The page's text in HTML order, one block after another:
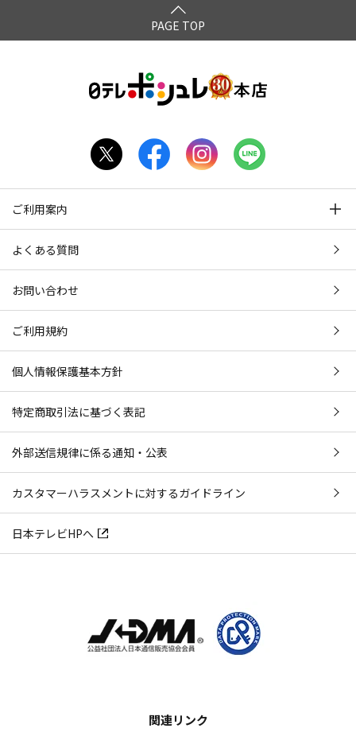
PAGE TOP
ご利用案内
よくある質問
お問い合わせ
ご利用規約
個人情報保護基本方針
特定商取引法に基づく表記
外部送信規律に係る通知・公表
カスタマーハラスメントに対するガイドライン
日本テレビHPへ
関連リンク